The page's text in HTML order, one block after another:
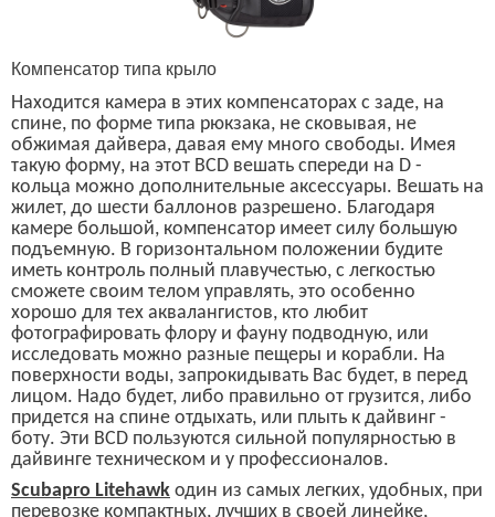
Компенсатор типа крыло
Находится камера в этих компенсаторах с заде, на
спине, по форме типа рюкзака, не сковывая, не
обжимая дайвера, давая ему много свободы. Имея
такую форму, на этот BCD вешать спереди на D -
кольца можно дополнительные аксессуары. Вешать на
жилет, до шести баллонов разрешено. Благодаря
камере большой, компенсатор имеет силу большую
подъемную. В горизонтальном положении будите
иметь контроль полный плавучестью, с легкостью
сможете своим телом управлять, это особенно
хорошо для тех аквалангистов, кто любит
фотографировать флору и фауну подводную, или
исследовать можно разные пещеры и корабли. На
поверхности воды, запрокидывать Вас будет, в перед
лицом. Надо будет, либо правильно от грузится, либо
придется на спине отдыхать, или плыть к дайвинг -
боту. Эти BCD пользуются сильной популярностью в
дайвинге техническом и у профессионалов.
Scubapro Litehawk один из самых легких, удобных, при
перевозке компактных, лучших в своей линейке,